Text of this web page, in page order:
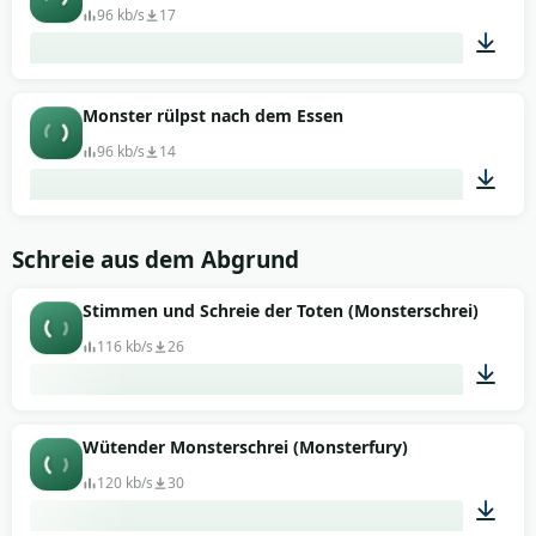
96 kb/s 17
Monster rülpst nach dem Essen
96 kb/s 14
Schreie aus dem Abgrund
Stimmen und Schreie der Toten (Monsterschrei)
116 kb/s 26
Wütender Monsterschrei (Monsterfury)
120 kb/s 30